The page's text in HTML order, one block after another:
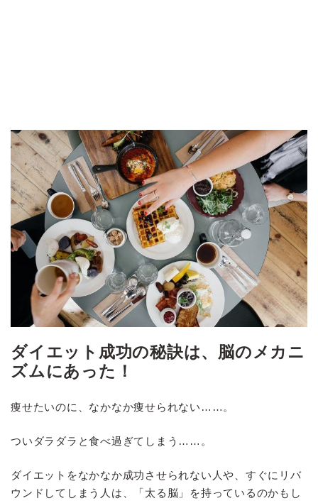
ダイエット成功の秘訣は、脳のメカニ
ズムにあった！
痩せたいのに、なかなか痩せられない……。
ついダラダラと食べ過ぎてしまう……。
ダイエットをなかなか成功させられない人や、すぐにリバ
ウンドしてしまう人は、「太る脳」を持っているのかもし